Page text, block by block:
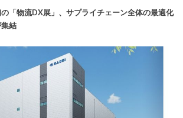
の「物流DX展」、サプライチェーン全体の最適化
結